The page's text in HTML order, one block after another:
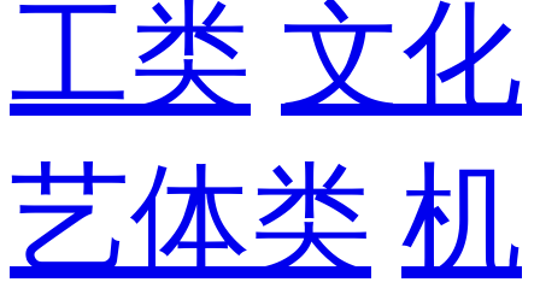
工类 文化
艺体类 机